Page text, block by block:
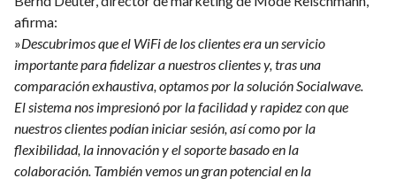
afirma:
»Descubrimos que el WiFi de los clientes era un servicio
importante para fidelizar a nuestros clientes y, tras una
comparación exhaustiva, optamos por la solución Socialwave.
El sistema nos impresionó por la facilidad y rapidez con que
nuestros clientes podían iniciar sesión, así como por la
flexibilidad, la innovación y el soporte basado en la
colaboración. También vemos un gran potencial en la